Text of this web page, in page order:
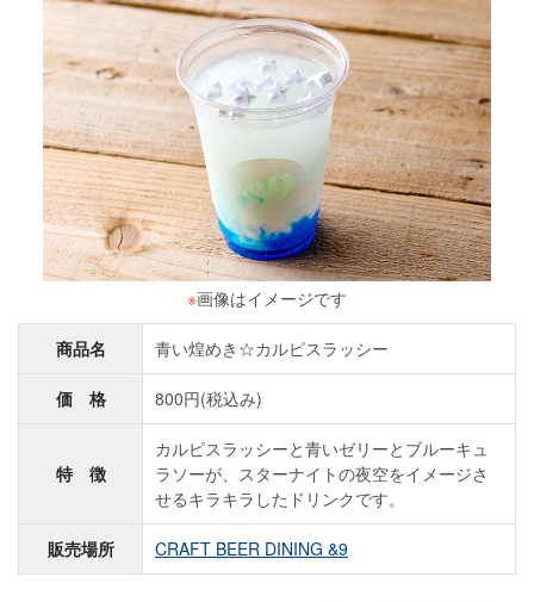
※画像はイメージです
商品名 青い煌めき☆カルピスラッシー
価 格 800円(税込み)
特 徴
カルピスラッシーと青いゼリーとブルーキュ
ラソーが、スターナイトの夜空をイメージさ
せるキラキラしたドリンクです。
販売場所 CRAFT BEER DINING &9